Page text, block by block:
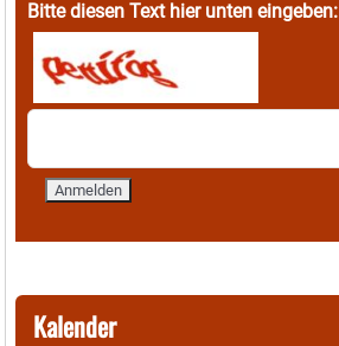
Bitte diesen Text hier unten eingeben:
Kalender